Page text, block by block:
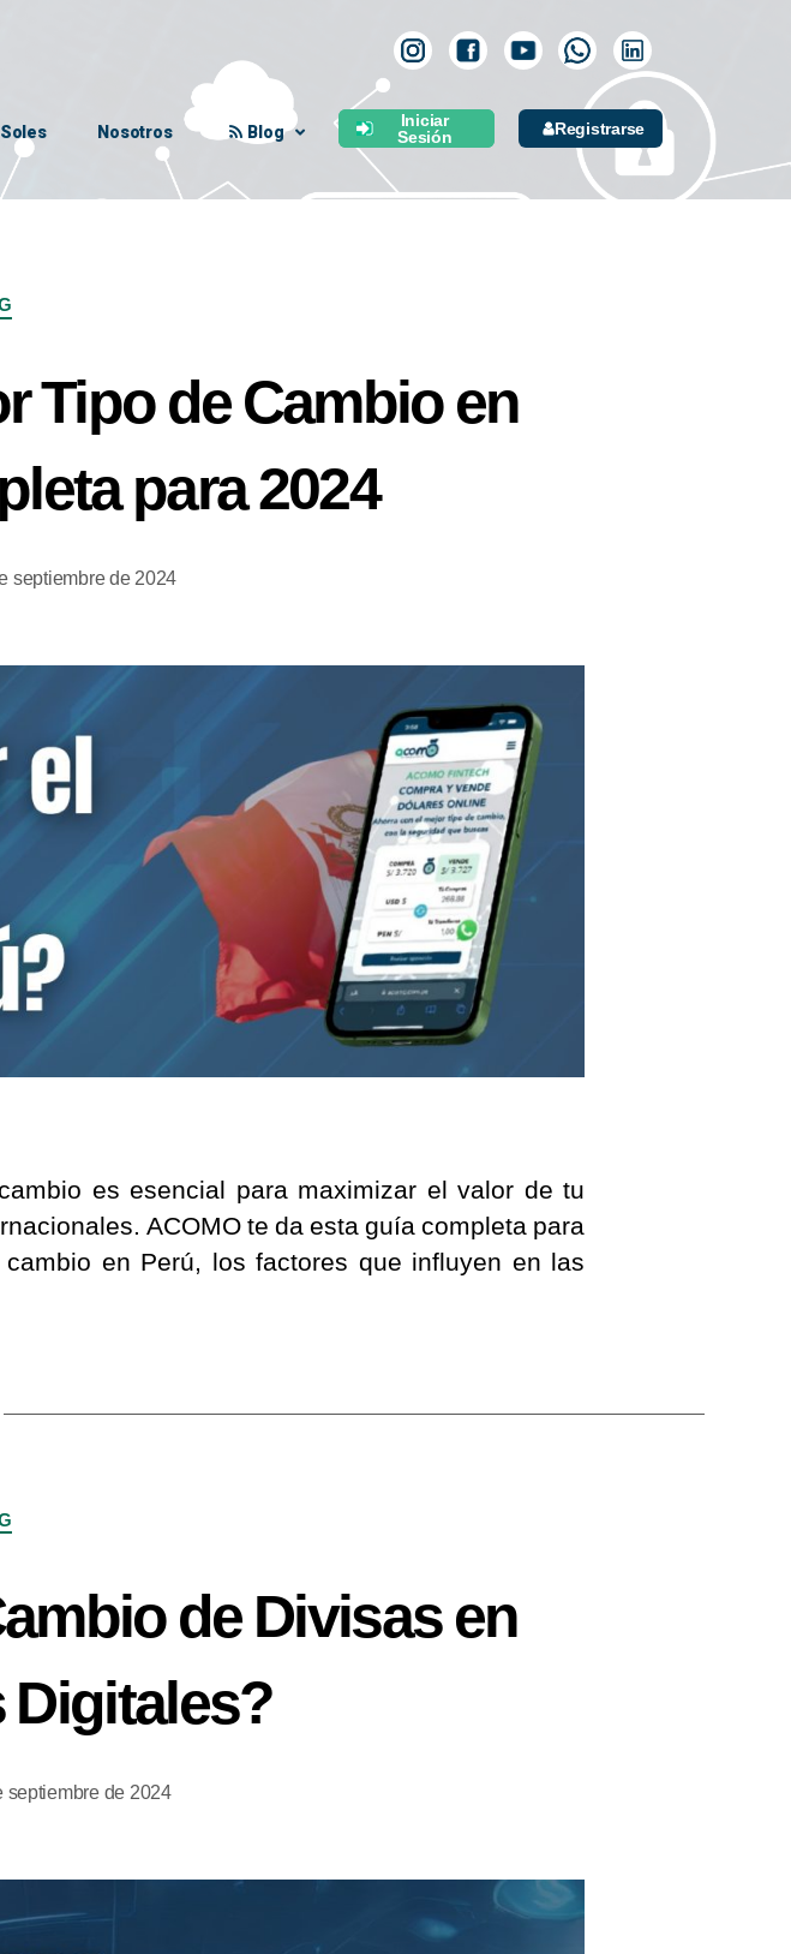
Nosotros Blog
Iniciar
Sesión
Registrarse
Tipo de Cambio en
para 2024
septiembre de 2024
es esencial para maximizar el valor de tu
ACOMO te da esta guía completa para
en Perú, los factores que influyen en las
de Divisas en
Digitales?
septiembre de 2024